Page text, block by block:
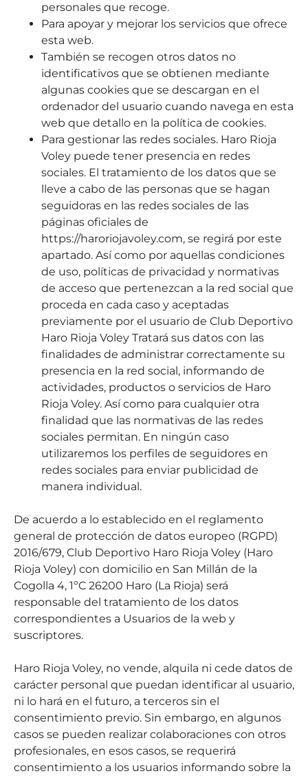
personales que recoge.
Para apoyar y mejorar los servicios que ofrece
esta web.
También se recogen otros datos no
identificativos que se obtienen mediante
algunas cookies que se descargan en el
ordenador del usuario cuando navega en esta
web que detallo en la política de cookies.
Para gestionar las redes sociales. Haro Rioja
Voley puede tener presencia en redes
sociales. El tratamiento de los datos que se
lleve a cabo de las personas que se hagan
seguidoras en las redes sociales de las
páginas oficiales de
https://haroriojavoley.com, se regirá por este
apartado. Así como por aquellas condiciones
de uso, políticas de privacidad y normativas
de acceso que pertenezcan a la red social que
proceda en cada caso y aceptadas
previamente por el usuario de Club Deportivo
Haro Rioja Voley Tratará sus datos con las
finalidades de administrar correctamente su
presencia en la red social, informando de
actividades, productos o servicios de Haro
Rioja Voley. Así como para cualquier otra
finalidad que las normativas de las redes
sociales permitan. En ningún caso
utilizaremos los perfiles de seguidores en
redes sociales para enviar publicidad de
manera individual.
De acuerdo a lo establecido en el reglamento
general de protección de datos europeo (RGPD)
2016/679, Club Deportivo Haro Rioja Voley (Haro
Rioja Voley) con domicilio en San Millán de la
Cogolla 4, 1ºC 26200 Haro (La Rioja) será
responsable del tratamiento de los datos
correspondientes a Usuarios de la web y
suscriptores.
Haro Rioja Voley, no vende, alquila ni cede datos de
carácter personal que puedan identificar al usuario,
ni lo hará en el futuro, a terceros sin el
consentimiento previo. Sin embargo, en algunos
casos se pueden realizar colaboraciones con otros
profesionales, en esos casos, se requerirá
consentimiento a los usuarios informando sobre la